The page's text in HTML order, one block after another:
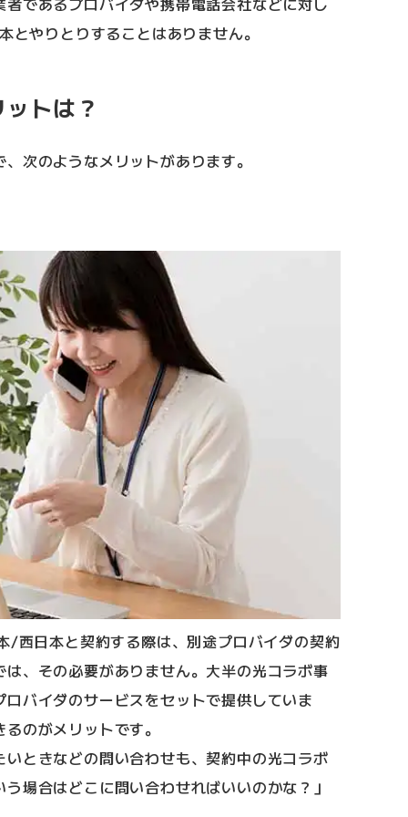
やりとりすることはありません。
トは？
次のようなメリットがあります。
/西日本と契約する際は、別途プロバイダの契約
、その必要がありません。大半の光コラボ事
バイダのサービスをセットで提供していま
のがメリットです。
ときなどの問い合わせも、契約中の光コラボ
場合はどこに問い合わせればいいのかな？」